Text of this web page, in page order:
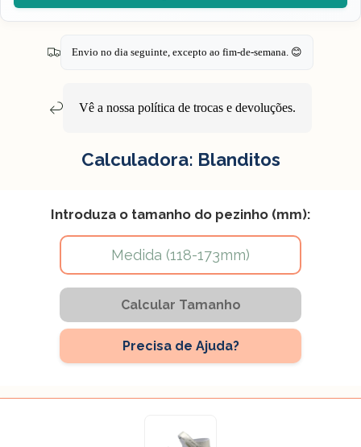
Envio no dia seguinte, excepto ao fim-de-semana. 😊
Vê a nossa política de trocas e devoluções.
Calculadora: Blanditos
Introduza o tamanho do pezinho (mm):
Calcular Tamanho
Precisa de Ajuda?